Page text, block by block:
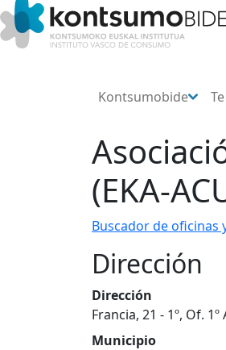
Kontsumobide
(EKA-
Buscador de oficinas
Dirección
Dirección
Francia, 21 - 1º, Of. 1º
Municipio